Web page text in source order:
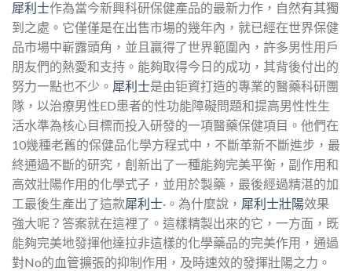
犀利士作為當今新興科研保健產品的最新力作，自然有其獨
到之處。它僅僅是在出售市場的幾年內，就已經在世界保健
品市場中嶄露頭角，並且贏得了世界範圍內，許多男性用戶
朋友們的熱愛和支持。能夠取得今日的成功，其背後付出的
努力一點也不少。 犀利士是由钜資打造的專業的醫藥科研團
隊，以治療男性ED患者的性功能障礙問題和提高男性性生
活水準為核心目標而投入研發的一項醫藥保健項目。他們在
10幾種老舊的保健品化學方程式中，不斷革新不斷進步，最
終通過不斷的研究，創新出了一種能夠完美平衡，副作用和
高效壯陽作用的化學式子，並用於製藥，最後經過精湛的加
工最後生產出了這款犀利士·。為什麼說， 犀利士壯陽效果
強大呢？答案就在這裡了。這樣精製出來的它，一方面，既
能夠完美地發揮他達拉非這樣的化學藥品的完美作用，通過
對No的血管擴張的抑制作用，及時速效的發揮壯陽之力。